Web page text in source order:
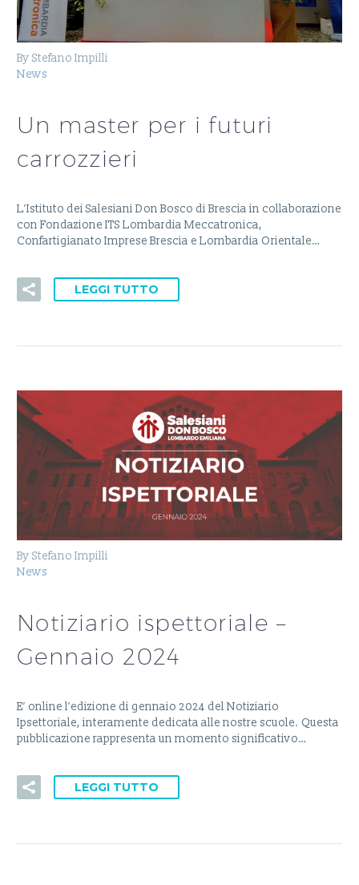
By Stefano Impilli
News
Un master per i futuri
carrozzieri
L’Istituto dei Salesiani Don Bosco di Brescia in collaborazione
con Fondazione ITS Lombardia Meccatronica,
Confartigianato Imprese Brescia e Lombardia Orientale…
LEGGI TUTTO
By Stefano Impilli
News
Notiziario ispettoriale –
Gennaio 2024
E’ online l’edizione di gennaio 2024 del Notiziario
Ipsettoriale, interamente dedicata alle nostre scuole. Questa
pubblicazione rappresenta un momento significativo…
LEGGI TUTTO